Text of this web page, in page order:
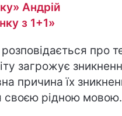
Андрій
з 1+1»
про
загрожує
причина їх
своєю рідною мовою.